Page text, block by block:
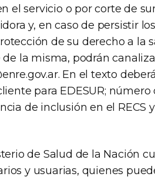
el servicio o por corte de
y, en caso de persistir
de su derecho a la
la misma, podrán
. En el texto
para EDESUR; número
de inclusión en el RECS
de Salud de la Nación
y usuarias, quienes